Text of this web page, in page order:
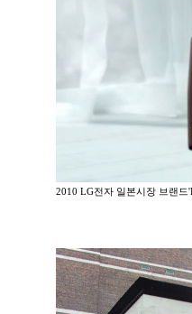
2010 LG전자 일본시장 브랜드